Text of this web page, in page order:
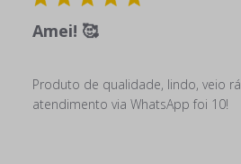
Amei! 🥰
Produto de qualidade, lindo, veio
atendimento via WhatsApp foi 10!